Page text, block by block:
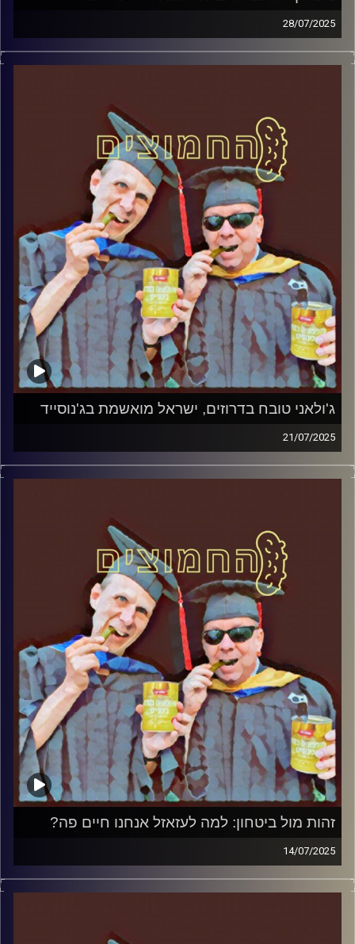
28/07/2025
המערכת הפוליטית על ספת הפסיכולוג, עם פרופסור בועז בן-
דוד ופרופסור גלעד הירשברגר
קרדיט תמונות:AudioVersity
ג'ולאני טובח בדרוזים, ישראל מואשמת בג'נוסייד
21/07/2025
המערכת הפוליטית על ספת הפסיכולוג, עם פרופסור בועז בן-
דוד ופרופסור גלעד הירשברגר
קרדיט תמונות:AudioVersity
זהות מול ביטחון: למה לעזאזל אנחנו חיים פה?
14/07/2025
המערכת הפוליטית על ספת הפסיכולוג, עם פרופסור בועז בן-
דוד ופרופסור גלעד הירשברגר